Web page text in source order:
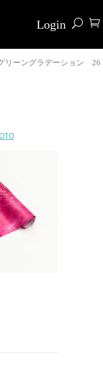
Login
ーングラデーション 26